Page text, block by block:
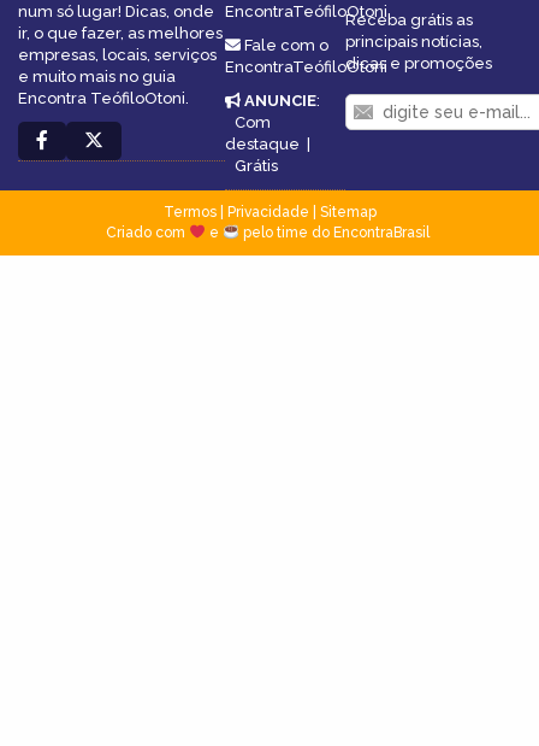
num só lugar! Dicas, onde
ir, o que fazer, as melhores
empresas, locais, serviços
e muito mais no guia
Encontra TeófiloOtoni.
EncontraTeófiloOtoni
Fale com o
EncontraTeófiloOtoni
ANUNCIE:
Com
destaque |
Grátis
Receba grátis as
principais notícias,
dicas e promoções
Termos| Privacidade
Sitemap
Criado com
e pelo time do EncontraBrasil